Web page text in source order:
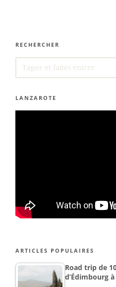
RECHERCHER
FOR:
LANZAROTE
ARTICLES POPULAIRES
Road trip de
d’Édimbourg